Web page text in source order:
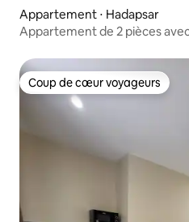
Appartement ⋅ Hadapsar
Appartement de 2 pièces
Coup de cœur voyageurs
Coup de cœur voyageurs